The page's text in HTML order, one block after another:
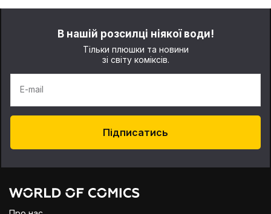
В нашій розсилці ніякої води!
Тільки плюшки та новини
зі світу коміксів.
E-mail
Підписатись